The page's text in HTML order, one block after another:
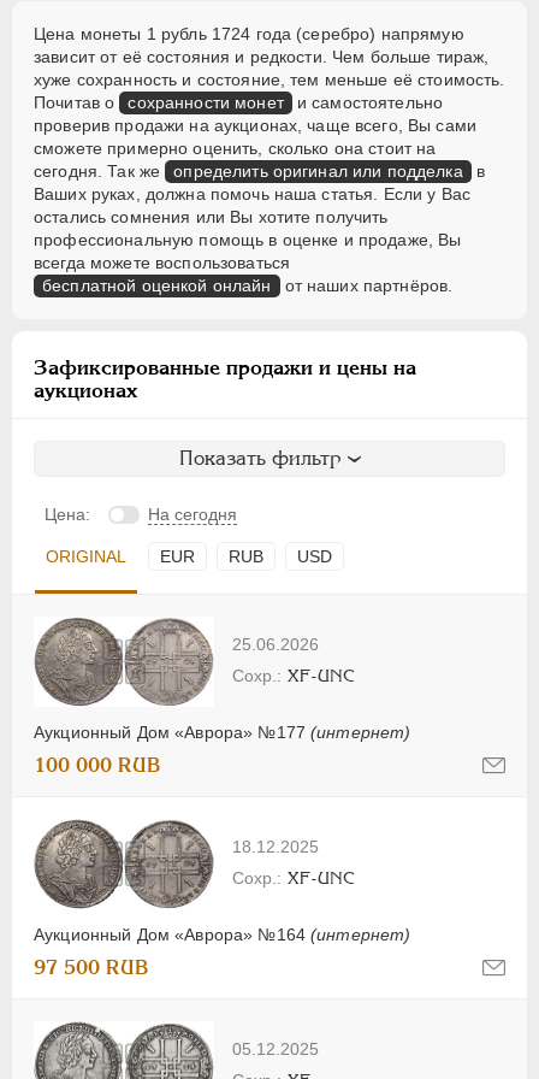
Цена монеты 1 рубль 1724 года (серебро) напрямую
зависит от её состояния и редкости. Чем больше тираж,
хуже сохранность и состояние, тем меньше её стоимость.
Почитав о сохранности монет и самостоятельно
проверив продажи на аукционах, чаще всего, Вы сами
сможете примерно оценить, сколько она стоит на
сегодня. Так же определить оригинал или подделка в
Ваших руках, должна помочь наша статья. Если у Вас
остались сомнения или Вы хотите получить
профессиональную помощь в оценке и продаже, Вы
всегда можете воспользоваться
бесплатной оценкой онлайн от наших партнёров.
Зафиксированные продажи и цены на
аукционах
Показать фильтр
Цена: На сегодня
ORIGINAL EUR RUB USD
25.06.2026
Аукционный Дом «Аврора» №177(интернет)
XF-UNC
100 000 RUB
18.12.2025
Аукционный Дом «Аврора» №164(интернет)
XF-UNC
97 500 RUB
05.12.2025